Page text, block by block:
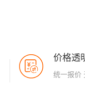
价格透
统一报价